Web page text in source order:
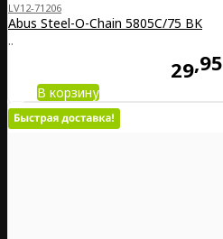
LV12-71206
Abus Steel-O-Chain 5805C/75 BK
..
29 95
В корзину